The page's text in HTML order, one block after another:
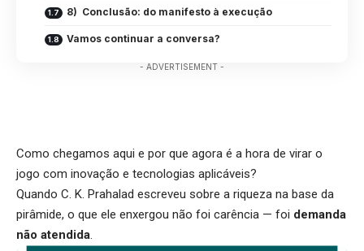
8) Conclusão: do manifesto à execução
Vamos continuar a conversa?
- ADVERTISEMENT -
Como chegamos aqui e por que agora é a hora de virar o
jogo com inovação e tecnologias aplicáveis?
Quando C. K. Prahalad escreveu sobre a riqueza na base da
pirâmide, o que ele enxergou não foi carência — foi demanda
não atendida.